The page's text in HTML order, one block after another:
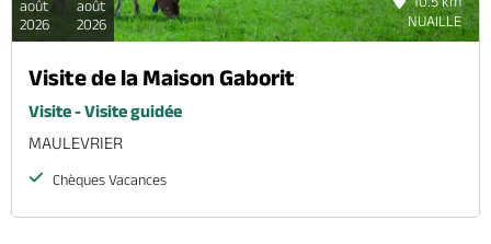
NUAILLE
août
2026
août
2026
Visite de la Maison Gaborit
Visite - Visite guidée
MAULEVRIER
Chèques Vacances